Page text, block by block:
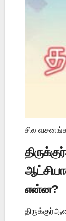
சில
என்ன?